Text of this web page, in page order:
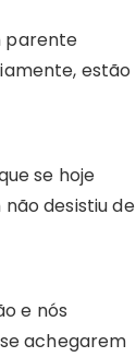
parente
estão
se hoje
desistiu de
e nós
achegarem